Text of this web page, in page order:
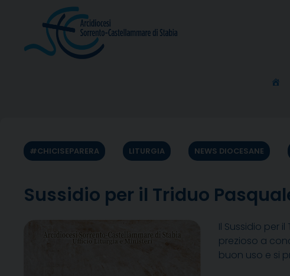
#CHICISEPARERA LITURGIA NEWS DIOCESANE
Sussidio per il Triduo
Il Sussidio per
prezioso a
buon uso e si